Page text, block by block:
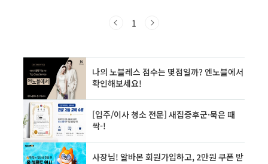
니다. 주택관리사 자격증을 취득하면 다음과 같은 이점이 있습니다. 1.
면 아파트 관리소, 부동산 관리 회사 등에서의 취업 기회가 확대됩니
다. 3. 경력 개발 자격증 취득 후 관련 분야에서 경력을 쌓으며 더 높은 직
1